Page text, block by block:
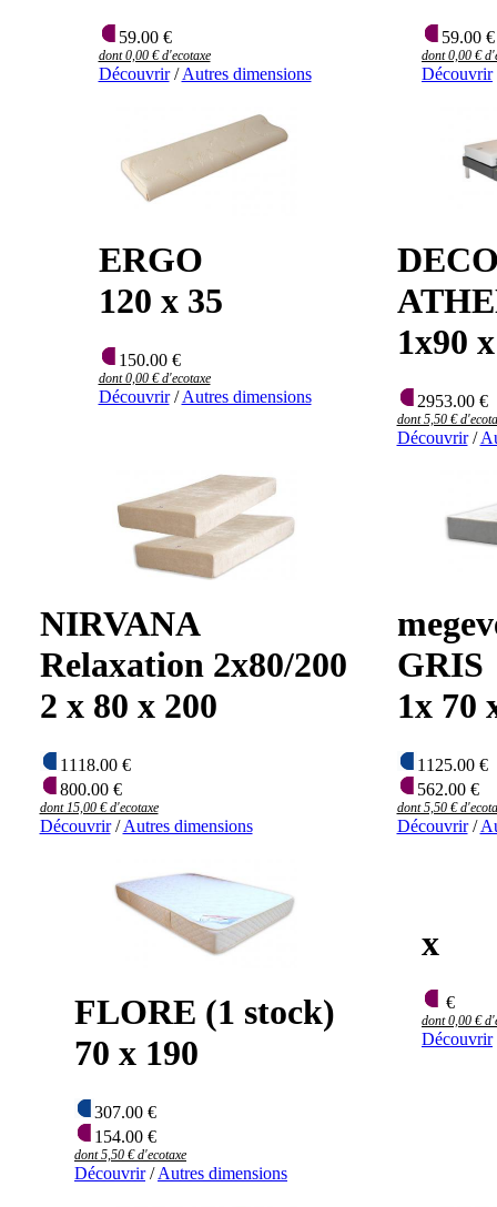
59.00 €
dont 0,00 € d'ecotaxe
Découvrir/Autres dimensions
59.00 €
dont 0,00 €
Découvrir
ERGO
120 x 35
150.00 €
dont 0,00 € d'ecotaxe
Découvrir/Autres dimensions
1x90
2953.00 €
dont 5,50 €
Découvrir/
NIRVANA
Relaxation 2x80/200
2 x 80 x 200
1118.00 €
800.00 €
dont 15,00 € d'ecotaxe
Découvrir/Autres dimensions
GRIS
1x 70
1125.00 €
562.00 €
dont 5,50 €
Découvrir/
FLORE (1 stock)
70 x 190
307.00 €
154.00 €
dont 5,50 € d'ecotaxe
Découvrir/Autres dimensions
x
€
dont 0,00 €
Découvrir